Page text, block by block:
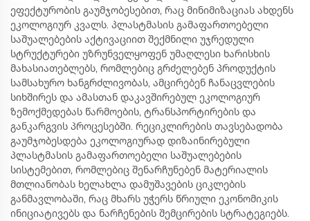
ეფექტურობის გაუმჯობესებით, რაც მინიმიზაციას ახდენს
ეკოლოგიურ კვალს. პლასტმასის გამაფართოებელი
საშუალებების აქტივაციით შექმნილი უჯრედული
სტრუქტურები უზრუნველყოფენ უმაღლესი ხარისხის
მახასიათებლებს, რომლებიც გრძელებენ პროდუქტის
სამსახურო ხანგრძლივობას, ამცირებენ ჩანაცვლების
სიხშირეს და ამასთან დაკავშირებულ ეკოლოგიურ
ზემოქმედებას წარმოების, ტრანსპორტირების და
განკარგვის პროცესებში. რეციკლირების თავსებადობა
გაუმჯობესდება ეკოლოგიურად დიზაინირებული
პლასტმასის გამაფართოებელი საშუალებების
სისტემებით, რომლებიც შენარჩუნებენ მატერიალის
მთლიანობას ხელახლა დამუშავების ციკლების
განმავლობაში, რაც მხარს უჭერს წრიული ეკონომიკის
ინიციატივებს და ნარჩენების შემცირების სტრატეგიებს.